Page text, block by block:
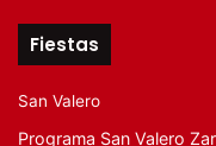
Fiestas
San Valero
Programa San Valero